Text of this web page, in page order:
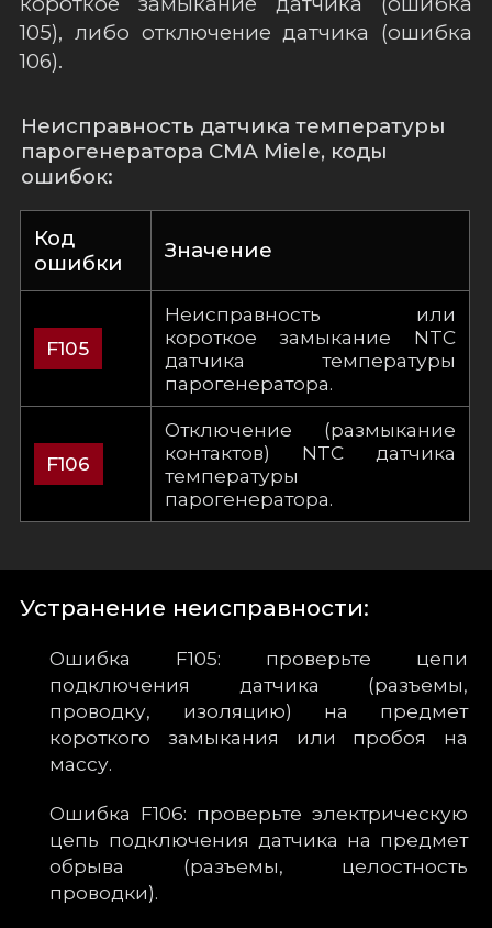
105), либо отключение датчика (ошибка
106).
Неисправность датчика температуры
парогенератора СМА Miele, коды
ошибок:
Код
ошибки
Значение
F105
Неисправность или
короткое замыкание NTC
датчика температуры
парогенератора.
F106
Отключение (размыкание
контактов) NTC датчика
температуры
парогенератора.
Устранение неисправности:
Ошибка F105: проверьте цепи
подключения датчика (разъемы,
проводку, изоляцию) на предмет
короткого замыкания или пробоя на
массу.
Ошибка F106: проверьте электрическую
цепь подключения датчика на предмет
обрыва (разъемы, целостность
проводки).